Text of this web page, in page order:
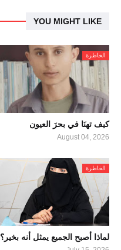
YOU MIGHT LIKE
الخاطرة
كيف تهنَا في بحرَ العيون
August 04, 2026
الخاطرة
لماذا أصبح الجميع يمثل أنه بخير؟